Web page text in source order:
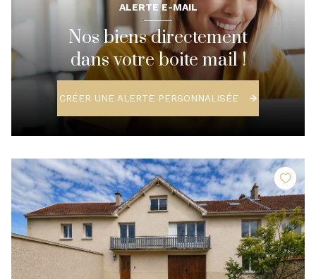
ALERTE E-MAIL
Nos biens directement
dans votre boite mail !
CRÉER UNE ALERTE PERSONNALISÉE